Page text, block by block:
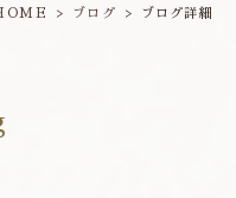
ブログ ブログ詳細